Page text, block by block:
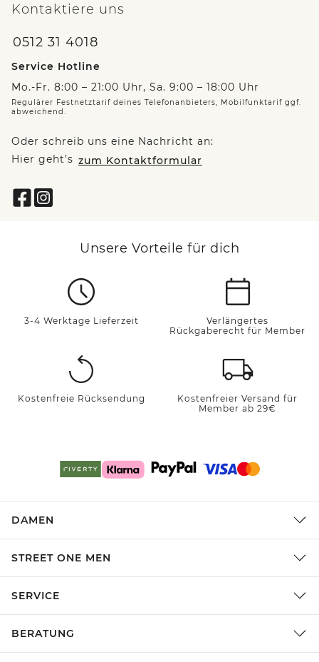
Kontaktiere uns
0512 31 4018
Service Hotline
Mo.-Fr. 8:00 – 21:00 Uhr, Sa. 9:00 – 18:00 Uhr
Regulärer Festnetztarif deines Telefonanbieters, Mobilfunktarif ggf.
abweichend.
Oder schreib uns eine Nachricht an:
Hier geht’s zum Kontaktformular
Unsere Vorteile für dich
3-4 Werktage Lieferzeit
Verlängertes
Rückgaberecht für Member
Kostenfreie Rücksendung
Kostenfreier Versand für
Member ab 29€
DAMEN
STREET ONE MEN
SERVICE
BERATUNG